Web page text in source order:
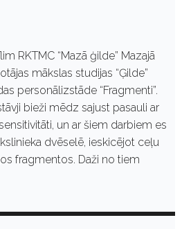
RKTMC “Mazā ģilde” Mazajā
mākslas studijas “Ģilde”
personālizstāde “Fragmenti”.
bieži mēdz sajust pasauli ar
un ar šiem darbiem es
dvēselē, ieskicējot ceļu
fragmentos. Daži no tiem